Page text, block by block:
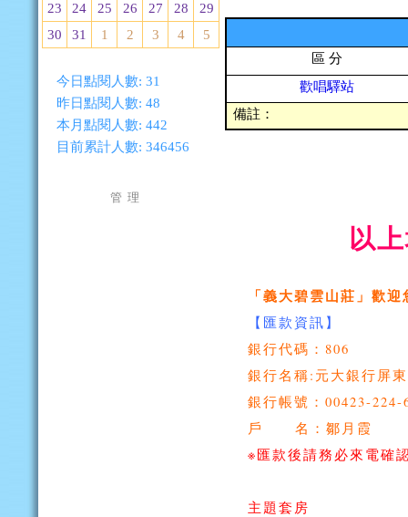
23
24 25 26 27 28
29
30
31 1 2 3 4 5
今日點閱人數: 31
昨日點閱人數: 48
本月點閱人數: 442
目前累計人數: 346456
管 理
區 分
歡唱驛站
備註：
以
「義大碧雲山莊」歡
【匯款資訊】
銀行代碼： 806
銀行名稱:元大銀行屏
銀行帳號：00423-224-
戶 名 ： 鄒月霞
※匯款後請務必來電確
主題套房